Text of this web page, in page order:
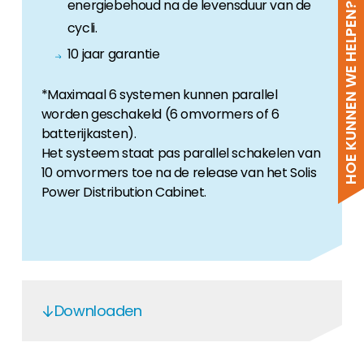
HOE KUNNEN WE HELPEN?
energiebehoud na de levensduur van de
cycli.
10 jaar garantie
*Maximaal 6 systemen kunnen parallel
worden geschakeld (6 omvormers of 6
batterijkasten).
Het systeem staat pas parallel schakelen van
10 omvormers toe na de release van het Solis
Power Distribution Cabinet.
Downloaden